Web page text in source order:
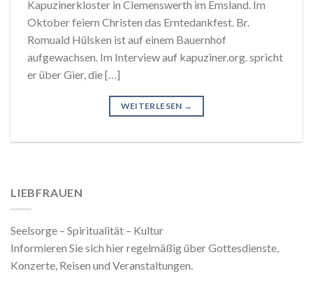
Kapuzinerkloster in Clemenswerth im Emsland. Im
Oktober feiern Christen das Erntedankfest. Br.
Romuald Hülsken ist auf einem Bauernhof
aufgewachsen. Im Interview auf kapuziner.org. spricht
er über Gier, die […]
WEITERLESEN →
LIEBFRAUEN
Seelsorge – Spiritualität – Kultur
Informieren Sie sich hier regelmäßig über Gottesdienste,
Konzerte, Reisen und Veranstaltungen.